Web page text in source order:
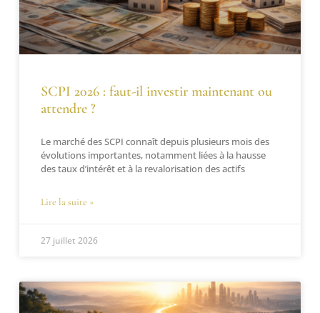
SCPI 2026 : faut-il investir maintenant ou
attendre ?
Le marché des SCPI connaît depuis plusieurs mois des
évolutions importantes, notamment liées à la hausse
des taux d’intérêt et à la revalorisation des actifs
Lire la suite »
27 juillet 2026